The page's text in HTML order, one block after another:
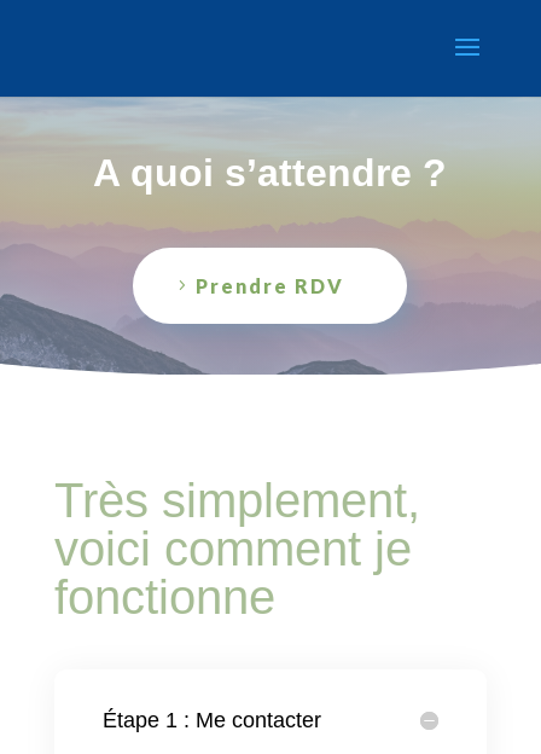
A quoi s’attendre ?
Prendre RDV
Très simplement,
voici comment je
fonctionne
Étape 1 : Me contacter